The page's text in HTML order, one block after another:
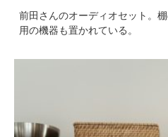
前田さんのオーディオセット。
用の機器も置かれている。